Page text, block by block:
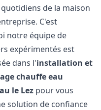
de la maison
C'est
notre équipe de
expérimentés est
dans l'installation et
chauffe eau
le Lez pour vous
solution de confiance